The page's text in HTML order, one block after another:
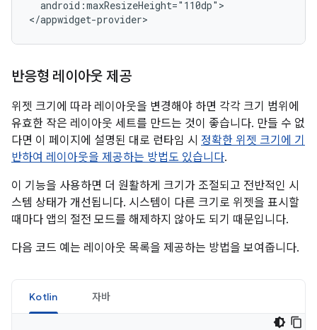
android:maxResizeHeight="110dp">
반응형 레이아웃 제공
위젯 크기에 따라 레이아웃을 변경해야 하면 각각 크기 범위에
유효한 작은 레이아웃 세트를 만드는 것이 좋습니다. 만들 수 없
다면 이 페이지에 설명된 대로 런타임 시 정확한 위젯 크기에 기
반하여 레이아웃을 제공하는 방법도 있습니다.
이 기능을 사용하면 더 원활하게 크기가 조절되고 전반적인 시
스템 상태가 개선됩니다. 시스템이 다른 크기로 위젯을 표시할
때마다 앱의 절전 모드를 해제하지 않아도 되기 때문입니다.
다음 코드 예는 레이아웃 목록을 제공하는 방법을 보여줍니다.
Kotlin 자바